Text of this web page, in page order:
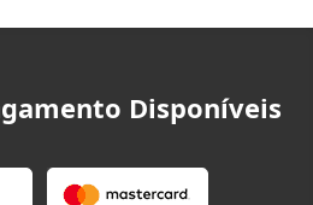
Disponíveis